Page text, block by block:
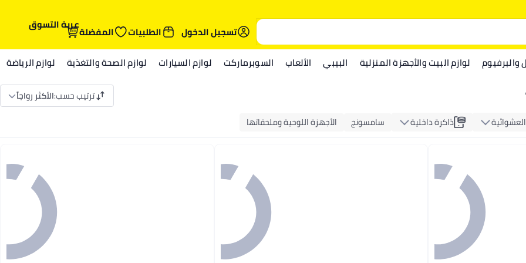
تسجيل الدخول
الطلبيات المفضلةعربة التسوق
والبرفيوم لوازم البيت والأجهزة المنزلية البيبي الألعاب السوبرماركت لوازم السيارات لوازم الصحة والتغذية لوازم الرياضة
ترتيب حسب:الأكثر رواجاً
ذاكرة داخلية سامسونج الأجهزة اللوحية وملحقاتها